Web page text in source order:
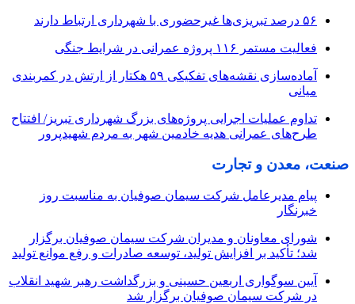
۵۶ درصد تبریزی‌ها غیرحضوری با شهرداری ارتباط دارند
فعالیت مستمر ۱۱۶ پروژه عمرانی در شرایط جنگی
آماده‌سازی نقشه‌های تفکیکی ۵۹ هکتار از ارتش در کمربندی
میانی
تداوم عملیات اجرایی پروژه‌های بزرگ شهرداری تبریز/ افتتاح
طرح‌های عمرانی هدیه خادمین شهر به مردم شهیدپرور
صنعت، معدن و تجارت
پیام مدیرعامل شرکت سیمان صوفیان به مناسبت روز
خبرنگار
شورای معاونان و مدیران شرکت سیمان صوفیان برگزار
شد؛ تأکید بر افزایش تولید، توسعه صادرات و رفع موانع تولید
آیین سوگواری اربعین حسینی و بزرگداشت رهبر شهید انقلاب
در شرکت سیمان صوفیان برگزار شد